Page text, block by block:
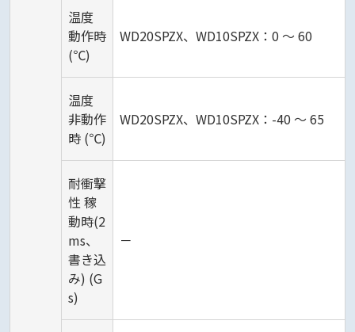
温度
動作時
(℃)
WD20SPZX、WD10SPZX：0 ～ 60
温度
非動作
時 (℃)
WD20SPZX、WD10SPZX：-40 ～ 65
耐衝撃
性 稼
動時(2
ms、
書き込
み) (G
s)
－